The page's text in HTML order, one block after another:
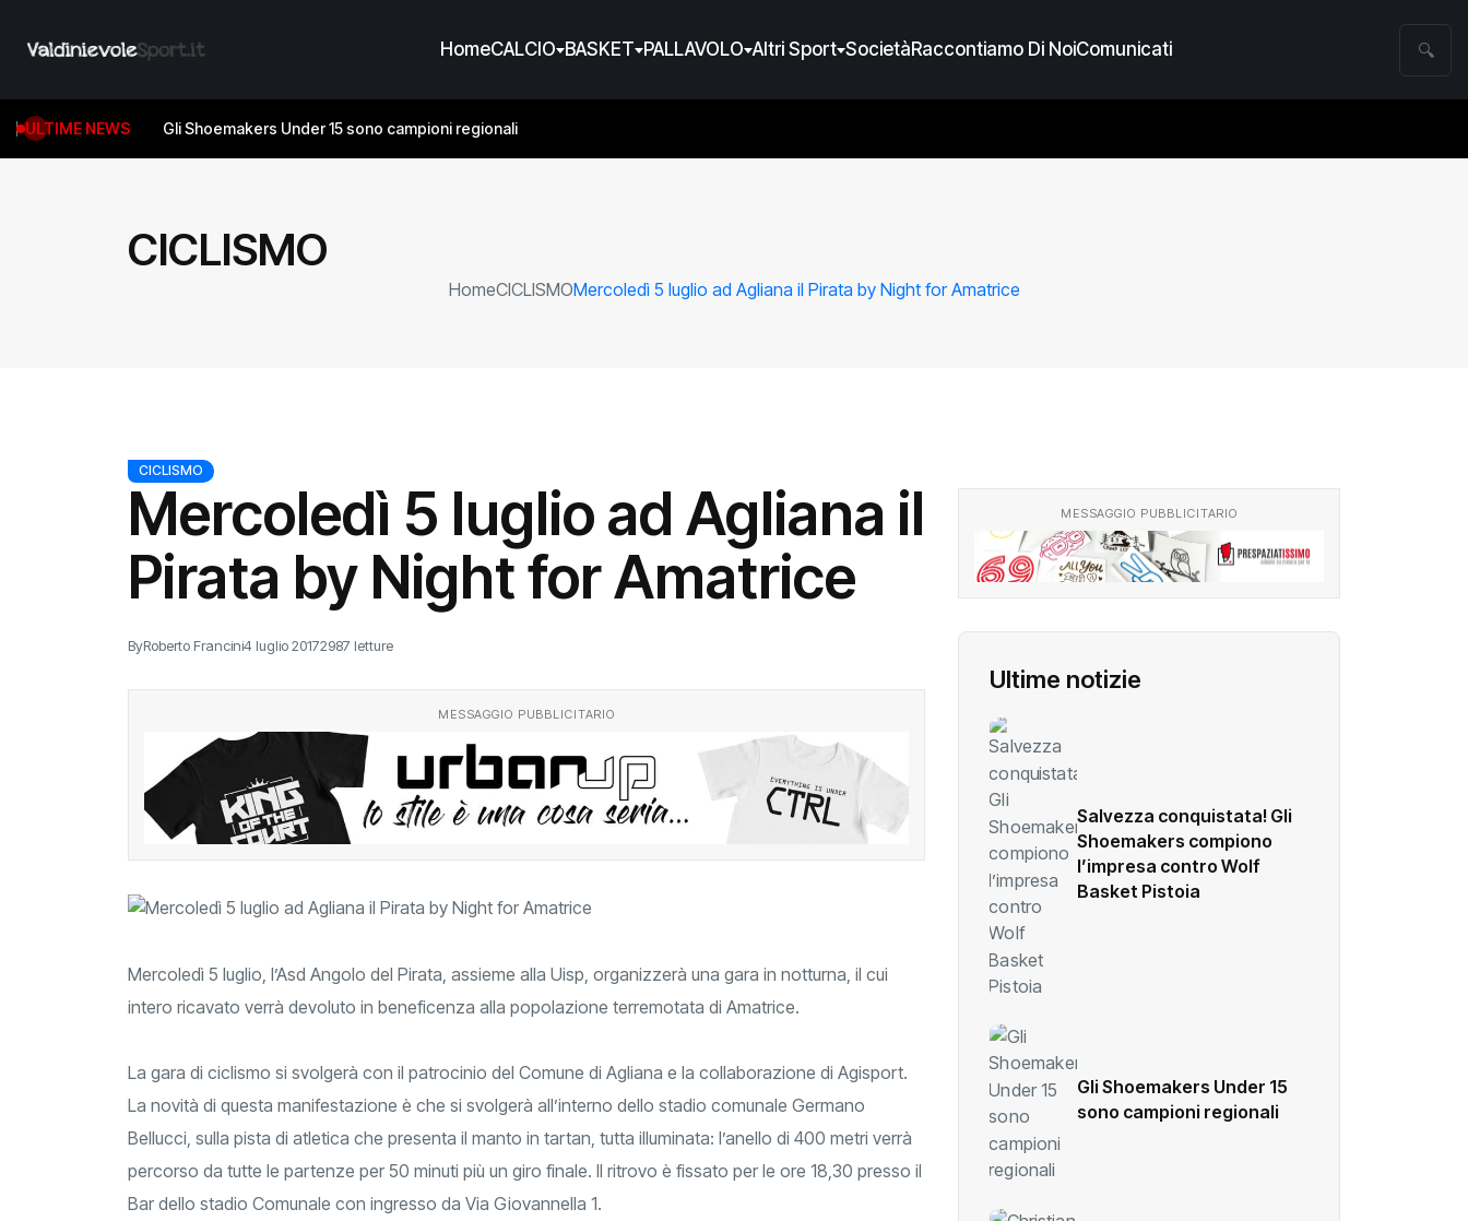
HomeCALCIO BASKET PALLAVOLO Altri Sport SocietàRaccontiamo Di NoiComunicati 🔍
ULTIME NEWS Gli Shoemakers Under 15 sono campioni regionali
CICLISMO
HomeCICLISMOMercoledì 5 luglio ad Agliana il Pirata by Night for Amatrice
CICLISMO
Mercoledì 5 luglio ad Agliana il
Pirata by Night for Amatrice
ByRoberto Francini4 luglio 20172987 letture
MESSAGGIO PUBBLICITARIO
Mercoledì 5 luglio, l’Asd Angolo del Pirata, assieme alla Uisp, organizzerà una gara in notturna, il cui
intero ricavato verrà devoluto in beneficenza alla popolazione terremotata di Amatrice.
La gara di ciclismo si svolgerà con il patrocinio del Comune di Agliana e la collaborazione di Agisport.
La novità di questa manifestazione è che si svolgerà all’interno dello stadio comunale Germano
Bellucci, sulla pista di atletica che presenta il manto in tartan, tutta illuminata: l’anello di 400 metri verrà
percorso da tutte le partenze per 50 minuti più un giro finale. Il ritrovo è fissato per le ore 18,30 presso il
Bar dello stadio Comunale con ingresso da Via Giovannella 1.
MESSAGGIO PUBBLICITARIO
Ultime notizie
Salvezza conquistata! Gli
Shoemakers compiono
l’impresa contro Wolf
Basket Pistoia
Gli Shoemakers Under 15
sono campioni regionali